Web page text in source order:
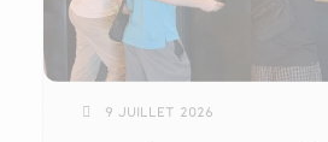
9 juillet 2026